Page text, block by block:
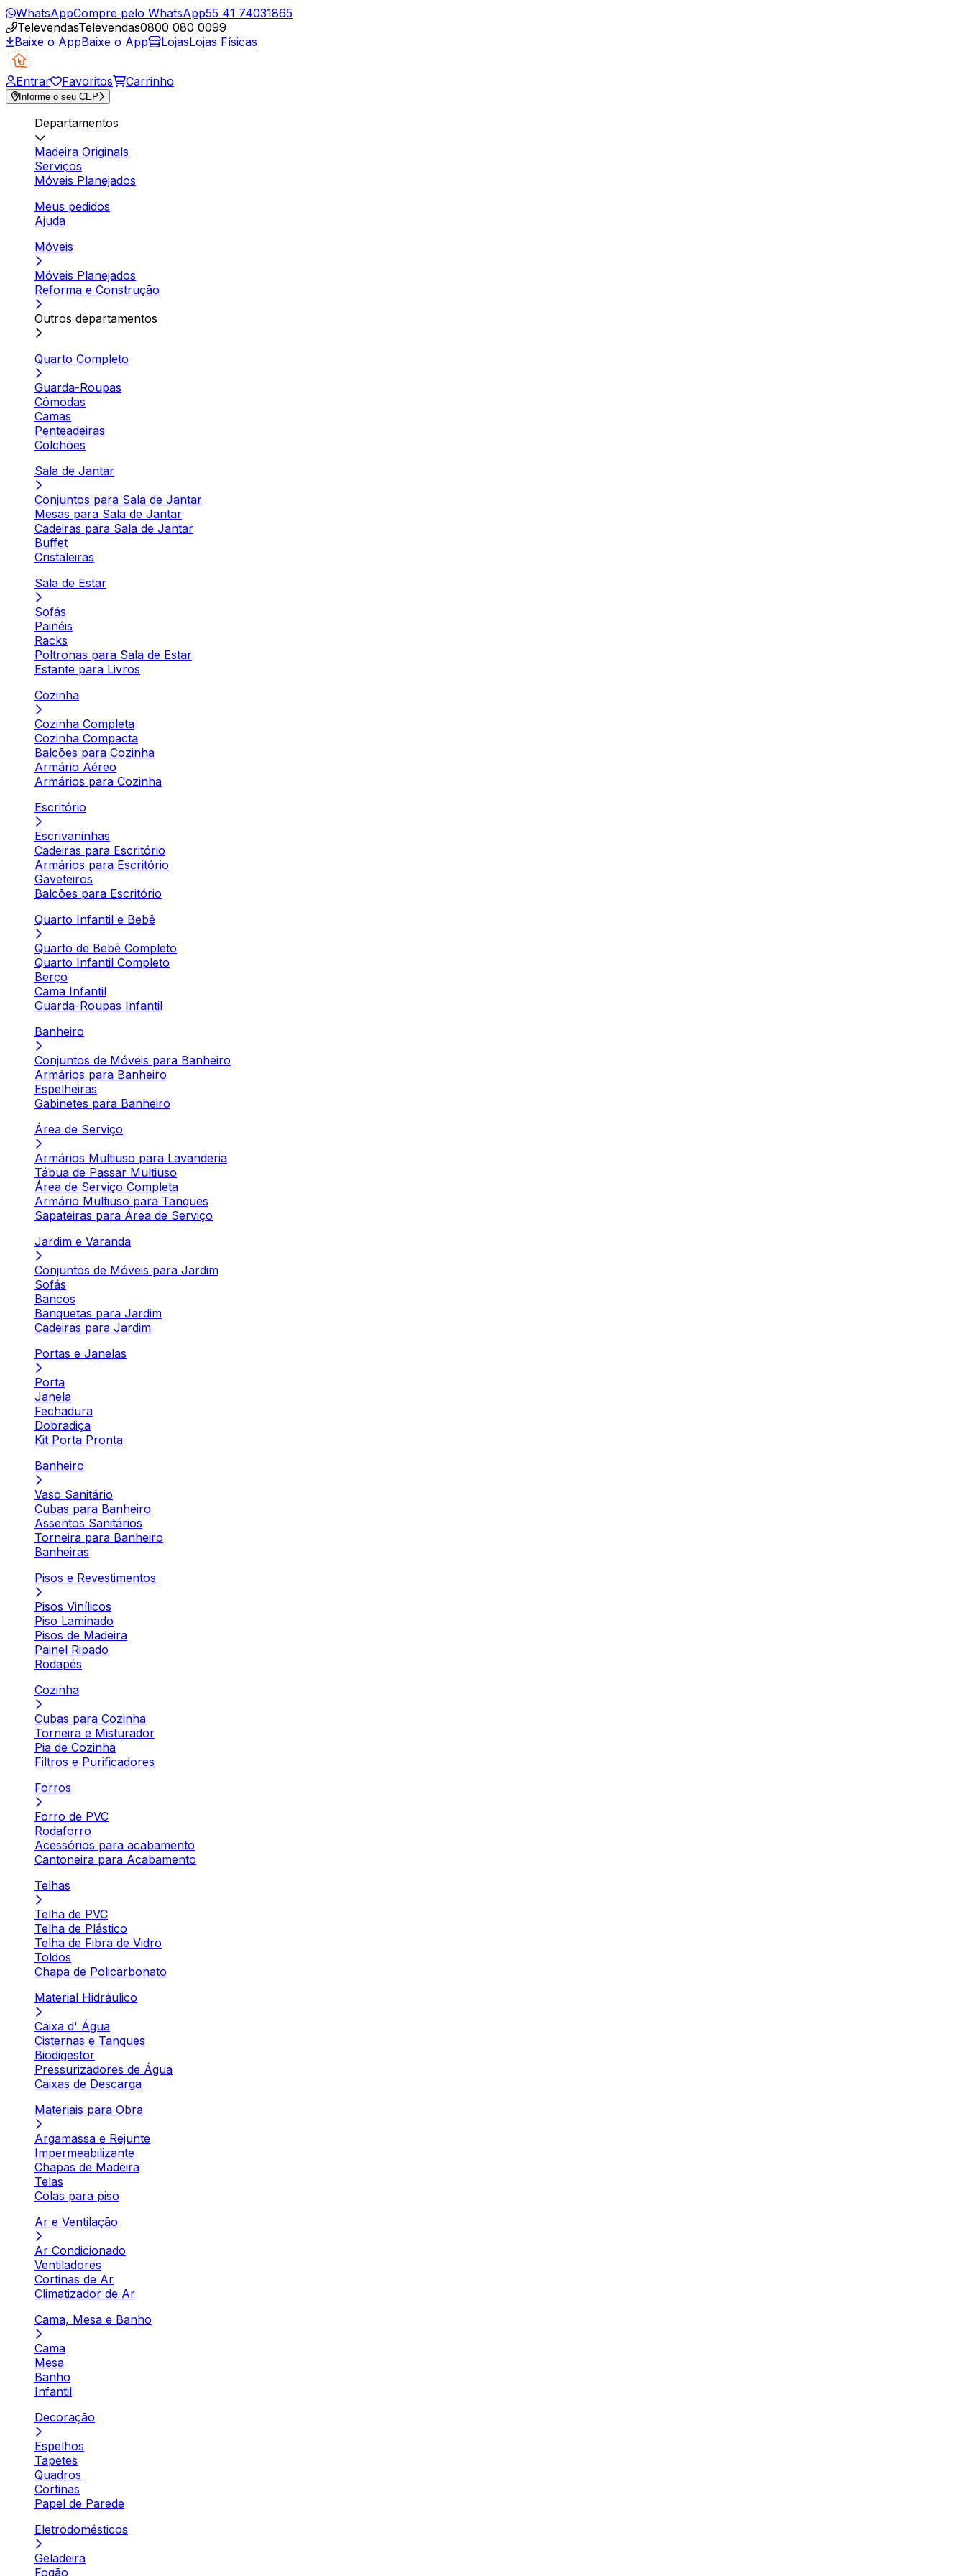
WhatsAppCompre pelo WhatsApp55 41 74031865
TelevendasTelevendas0800 080 0099
Baixe o AppBaixe o App LojasLojas Físicas
Entrar Favoritos Carrinho
Informe o seu CEP
Departamentos
Madeira Originals
Serviços
Móveis Planejados
Meus pedidos
Ajuda
Móveis
Móveis Planejados
Reforma e Construção
Outros departamentos
Quarto Completo
Guarda-Roupas
Cômodas
Camas
Penteadeiras
Colchões
Sala de Jantar
Conjuntos para Sala de Jantar
Mesas para Sala de Jantar
Cadeiras para Sala de Jantar
Buffet
Cristaleiras
Sala de Estar
Sofás
Painéis
Racks
Poltronas para Sala de Estar
Estante para Livros
Cozinha
Cozinha Completa
Cozinha Compacta
Balcões para Cozinha
Armário Aéreo
Armários para Cozinha
Escritório
Escrivaninhas
Cadeiras para Escritório
Armários para Escritório
Gaveteiros
Balcões para Escritório
Quarto Infantil e Bebê
Quarto de Bebê Completo
Quarto Infantil Completo
Berço
Cama Infantil
Guarda-Roupas Infantil
Banheiro
Conjuntos de Móveis para Banheiro
Armários para Banheiro
Espelheiras
Gabinetes para Banheiro
Área de Serviço
Armários Multiuso para Lavanderia
Tábua de Passar Multiuso
Área de Serviço Completa
Armário Multiuso para Tanques
Sapateiras para Área de Serviço
Jardim e Varanda
Conjuntos de Móveis para Jardim
Sofás
Bancos
Banquetas para Jardim
Cadeiras para Jardim
Portas e Janelas
Porta
Janela
Fechadura
Dobradiça
Kit Porta Pronta
Banheiro
Vaso Sanitário
Cubas para Banheiro
Assentos Sanitários
Torneira para Banheiro
Banheiras
Pisos e Revestimentos
Pisos Vinílicos
Piso Laminado
Pisos de Madeira
Painel Ripado
Rodapés
Cozinha
Cubas para Cozinha
Torneira e Misturador
Pia de Cozinha
Filtros e Purificadores
Forros
Forro de PVC
Rodaforro
Acessórios para acabamento
Cantoneira para Acabamento
Telhas
Telha de PVC
Telha de Plástico
Telha de Fibra de Vidro
Toldos
Chapa de Policarbonato
Material Hidráulico
Caixa d' Água
Cisternas e Tanques
Biodigestor
Pressurizadores de Água
Caixas de Descarga
Materiais para Obra
Argamassa e Rejunte
Impermeabilizante
Chapas de Madeira
Telas
Colas para piso
Ar e Ventilação
Ar Condicionado
Ventiladores
Cortinas de Ar
Climatizador de Ar
Cama, Mesa e Banho
Cama
Mesa
Banho
Infantil
Decoração
Espelhos
Tapetes
Quadros
Cortinas
Papel de Parede
Eletrodomésticos
Geladeira
Fogão